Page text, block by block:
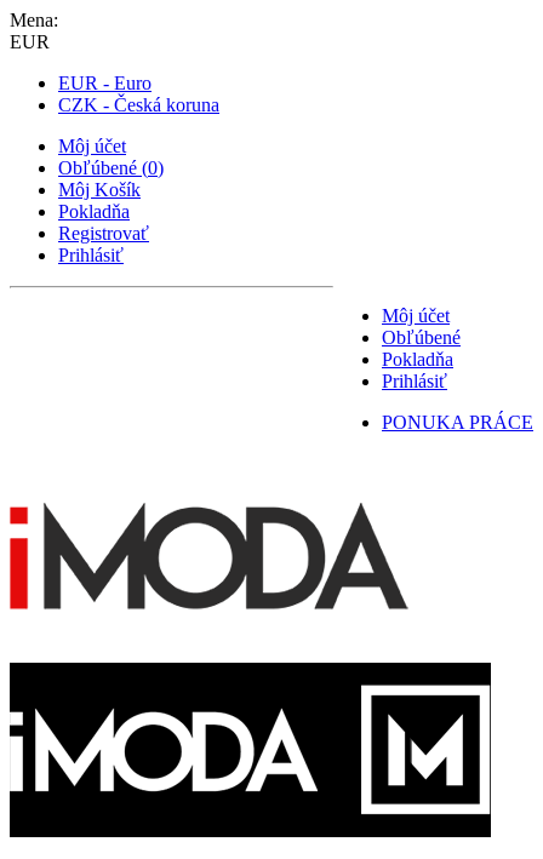
Mena:
EUR
EUR - Euro
CZK - Česká koruna
Môj účet
Obľúbené (0)
Môj Košík
Pokladňa
Registrovať
Prihlásiť
Môj účet
Obľúbené
Pokladňa
Prihlásiť
PONUKA PRÁCE